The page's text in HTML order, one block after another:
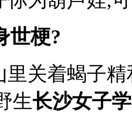
世梗?
里关着蝎子
生长沙女子